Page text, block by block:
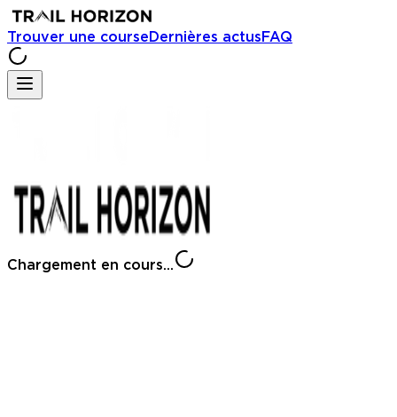
Trouver une courseDernières actusFAQ
Chargement en cours...